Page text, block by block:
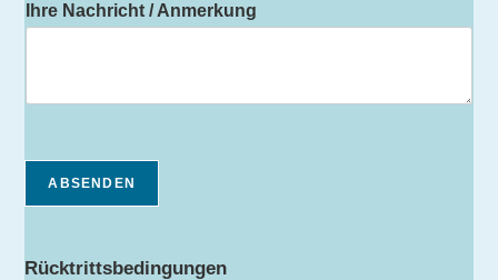
Ihre Nachricht / Anmerkung
ABSENDEN
Rücktrittsbedingungen